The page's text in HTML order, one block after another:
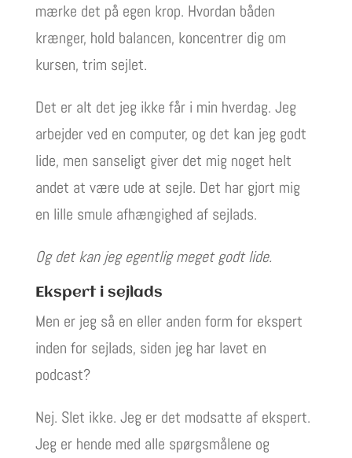
mærke det på egen krop. Hvordan båden
krænger, hold balancen, koncentrer dig om
kursen, trim sejlet.
Det er alt det jeg ikke får i min hverdag. Jeg
arbejder ved en computer, og det kan jeg godt
lide, men sanseligt giver det mig noget helt
andet at være ude at sejle. Det har gjort mig
en lille smule afhængighed af sejlads.
Og det kan jeg egentlig meget godt lide.
Ekspert i sejlads
Men er jeg så en eller anden form for ekspert
inden for sejlads, siden jeg har lavet en
podcast?
Nej. Slet ikke. Jeg er det modsatte af ekspert.
Jeg er hende med alle spørgsmålene og